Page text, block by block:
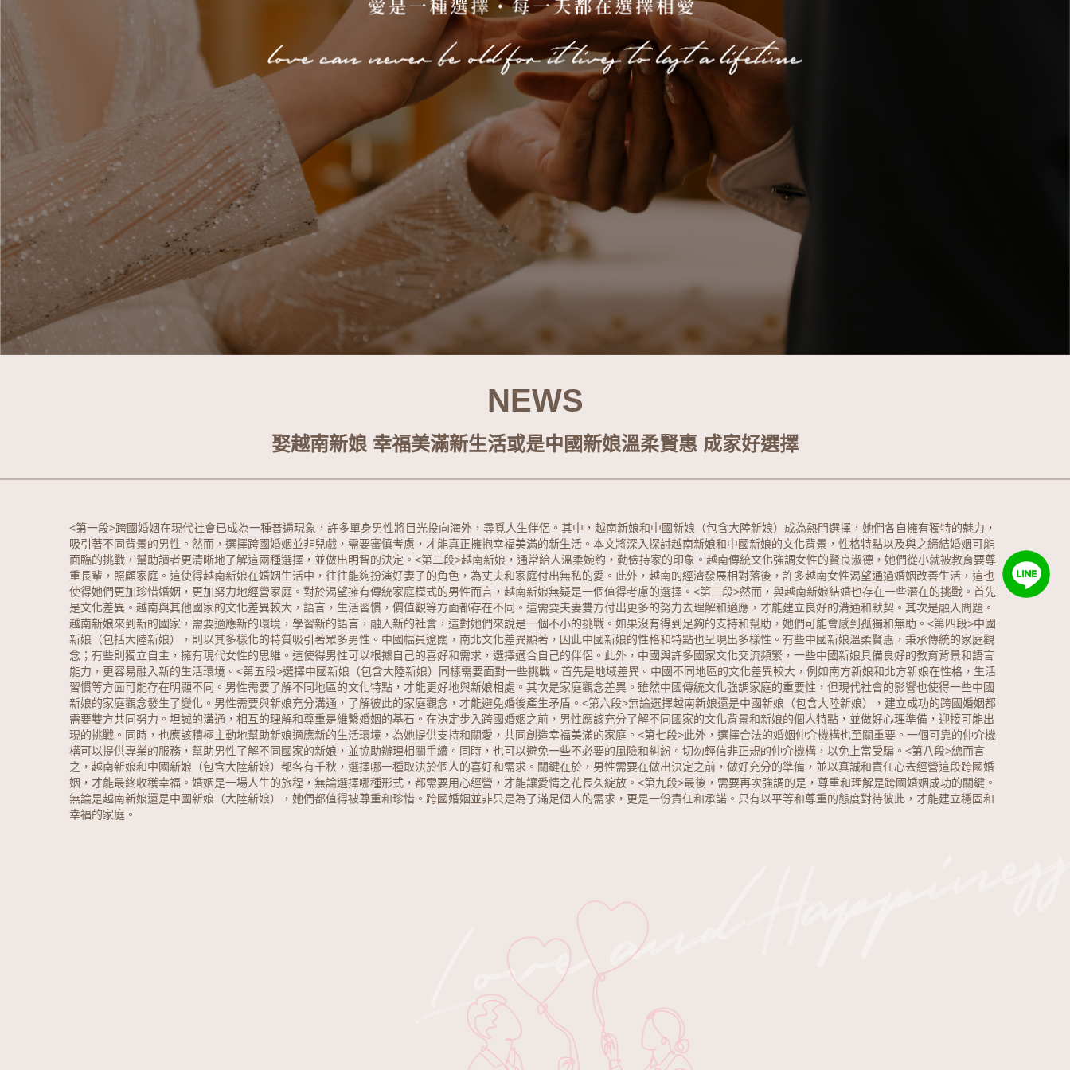
NEWS
娶越南新娘 幸福美滿新生活或是中國新娘溫柔賢惠 成家好選擇
<第一段>跨國婚姻在現代社會已成為一種普遍現象，許多單身男性將目光投向海外，尋覓人生伴侶。其中， 越南新娘和中國新娘 （包含大陸新娘）成為熱門選擇，她們各自擁有獨特的魅力，
吸引著不同背景的男性。然而，選擇跨國婚姻並非兒戲，需要審慎考慮，才能真正擁抱幸福美滿的新生活。本文將深入探討越南新娘和中國新娘的文化背景，性格特點以及與之締結婚姻可能
面臨的挑戰，幫助讀者更清晰地了解這兩種選擇，並做出明智的決定。 <第二段>越南新娘，通常給人溫柔婉約，勤儉持家的印象。越南傳統文化強調女性的賢良淑德，她們從小就被教育要尊
重長輩，照顧家庭。這使得越南新娘在婚姻生活中，往往能夠扮演好妻子的角色，為丈夫和家庭付出無私的愛。此外，越南的經濟發展相對落後，許多越南女性渴望通過婚姻改善生活，這也
使得她們更加珍惜婚姻，更加努力地經營家庭。對於渴望擁有傳統家庭模式的男性而言，越南新娘無疑是一個值得考慮的選擇。 <第三段>然而，與越南新娘結婚也存在一些潛在的挑戰。首先
是文化差異。越南與其他國家的文化差異較大，語言，生活習慣，價值觀等方面都存在不同。這需要夫妻雙方付出更多的努力去理解和適應，才能建立良好的溝通和默契。其次是融入問題。
越南新娘來到新的國家，需要適應新的環境，學習新的語言，融入新的社會，這對她們來說是一個不小的挑戰。如果沒有得到足夠的支持和幫助，她們可能會感到孤獨和無助。 <第四段>中國
新娘（包括大陸新娘），則以其多樣化的特質吸引著眾多男性。中國幅員遼闊，南北文化差異顯著，因此中國新娘的性格和特點也呈現出多樣性。有些中國新娘溫柔賢惠，秉承傳統的家庭觀
念；有些則獨立自主，擁有現代女性的思維。這使得男性可以根據自己的喜好和需求，選擇適合自己的伴侶。此外，中國與許多國家文化交流頻繁，一些中國新娘具備良好的教育背景和語言
能力，更容易融入新的生活環境。 <第五段>選擇中國新娘（包含大陸新娘）同樣需要面對一些挑戰。首先是地域差異。中國不同地區的文化差異較大，例如南方新娘和北方新娘在性格，生活
習慣等方面可能存在明顯不同。男性需要了解不同地區的文化特點，才能更好地與新娘相處。其次是家庭觀念差異。雖然中國傳統文化強調家庭的重要性，但現代社會的影響也使得一些中國
新娘的家庭觀念發生了變化。男性需要與新娘充分溝通，了解彼此的家庭觀念，才能避免婚後產生矛盾。 <第六段>無論選擇越南新娘還是中國新娘（包含大陸新娘），建立成功的跨國婚姻都
需要雙方共同努力。坦誠的溝通，相互的理解和尊重是維繫婚姻的基石。在決定步入跨國婚姻之前，男性應該充分了解不同國家的文化背景和新娘的個人特點，並做好心理準備，迎接可能出
現的挑戰。同時，也應該積極主動地幫助新娘適應新的生活環境，為她提供支持和關愛，共同創造幸福美滿的家庭。 <第七段>此外，選擇合法的婚姻仲介機構也至關重要。一個可靠的仲介機
構可以提供專業的服務，幫助男性了解不同國家的新娘，並協助辦理相關手續。同時，也可以避免一些不必要的風險和糾紛。切勿輕信非正規的仲介機構，以免上當受騙。 <第八段>總而言
之，越南新娘和中國新娘（包含大陸新娘）都各有千秋，選擇哪一種取決於個人的喜好和需求。關鍵在於，男性需要在做出決定之前，做好充分的準備，並以真誠和責任心去經營這段跨國婚
姻，才能最終收穫幸福。婚姻是一場人生的旅程，無論選擇哪種形式，都需要用心經營，才能讓愛情之花長久綻放。 <第九段>最後，需要再次強調的是，尊重和理解是跨國婚姻成功的關鍵。
無論是越南新娘還是中國新娘（大陸新娘），她們都值得被尊重和珍惜。跨國婚姻並非只是為了滿足個人的需求，更是一份責任和承諾。只有以平等和尊重的態度對待彼此，才能建立穩固和
幸福的家庭。